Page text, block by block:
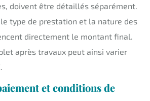
doivent être détaillés séparément.
type de prestation et la nature des
directement le montant final.
après travaux peut ainsi varier
et conditions de